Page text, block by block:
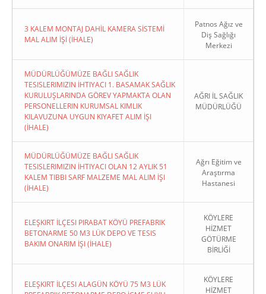
3 KALEM MONTAJ DAHİL KAMERA SİSTEMİ
MAL ALIM İŞİ (İHALE)
Patnos Ağız ve
Diş Sağlığı
Merkezi
MÜDÜRLÜĞÜMÜZE BAĞLI SAĞLIK
TESISLERIMIZIN İHTIYACI 1. BASAMAK SAĞLIK
KURULUŞLARINDA GÖREV YAPMAKTA OLAN
PERSONELLERIN KURUMSAL KIMLIK
KILAVUZUNA UYGUN KIYAFET ALIM İŞI
(İHALE)
AĞRI İL SAĞLIK
MÜDÜRLÜĞÜ
MÜDÜRLÜĞÜMÜZE BAĞLI SAĞLIK
TESISLERIMIZIN İHTIYACI OLAN 12 AYLIK 51
KALEM TIBBI SARF MALZEME MAL ALIM İŞI
(İHALE)
Ağrı Eğitim ve
Araştırma
Hastanesi
ELEŞKIRT İLÇESI PIRABAT KÖYÜ PREFABRIK
BETONARME 50 M3 LÜK DEPO VE TESIS
BAKIM ONARIM İŞI (İHALE)
KÖYLERE
HİZMET
GÖTÜRME
BİRLİĞİ
ELEŞKIRT İLÇESI ALAGÜN KÖYÜ 75 M3 LÜK
KÖYLERE
HİZMET